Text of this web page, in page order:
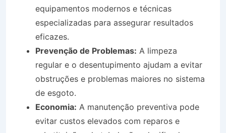
equipamentos modernos e técnicas
especializadas para assegurar resultados
eficazes.
Prevenção de Problemas: A limpeza
regular e o desentupimento ajudam a evitar
obstruções e problemas maiores no sistema
de esgoto.
Economia: A manutenção preventiva pode
evitar custos elevados com reparos e